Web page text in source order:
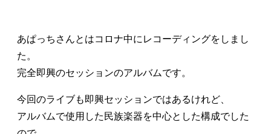
あぱっちさんとはコロナ中にレコーディングをしまし
た。
完全即興のセッションのアルバムです。
今回のライブも即興セッションではあるけれど、
アルバムで使用した民族楽器を中心とした構成でした